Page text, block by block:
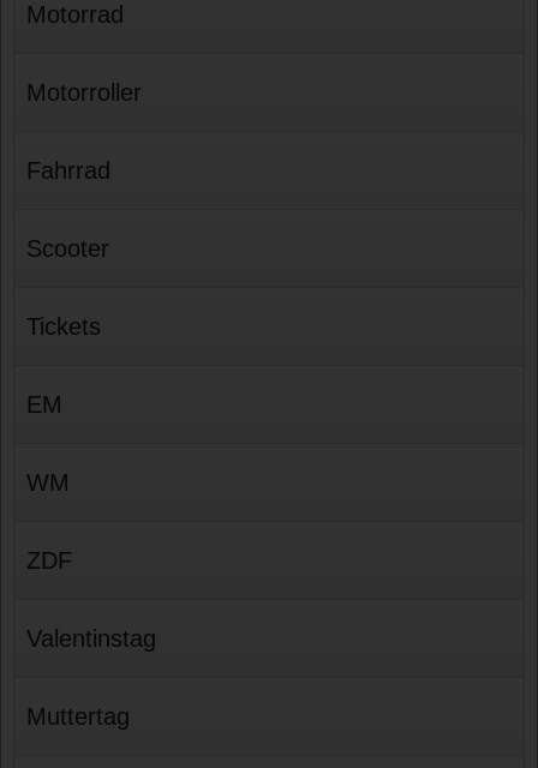
Motorrad
Motorroller
Fahrrad
Scooter
Tickets
EM
WM
ZDF
Valentinstag
Muttertag